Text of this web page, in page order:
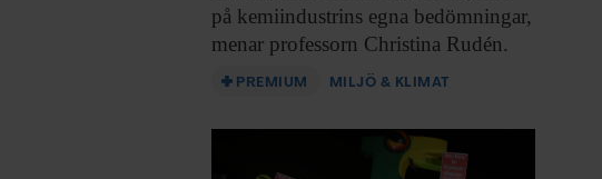
på kemiindustrins egna bedömningar,
menar professorn Christina Rudén.
PREMIUM MILJÖ & KLIMAT